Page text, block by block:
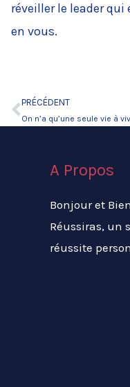
réveiller le leader qui
en vous.
Précédent
PRÉCÉDENT
On n’a qu’une seule vie à
A Propos
Bonjour et
Réussiras, un
réussite